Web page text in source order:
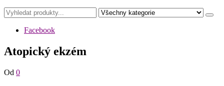
Facebook
Atopický ekzém
Od 0